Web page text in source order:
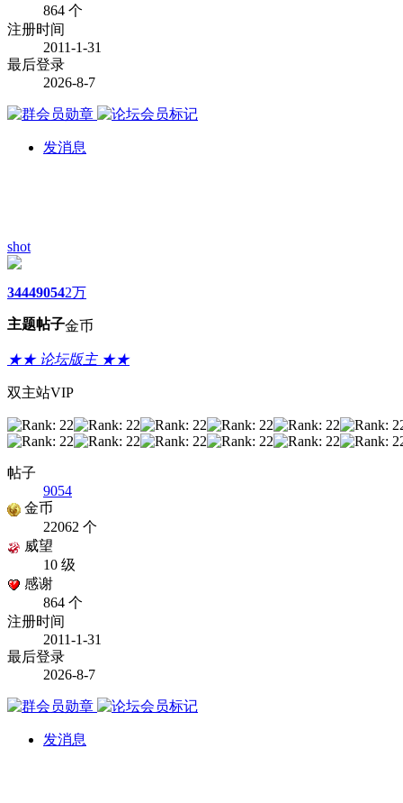
864 个
注册时间
2011-1-31
最后登录
2026-8-7
发消息
shot
3444
主题
9054
帖子
2万
金币
★★ 论坛版主 ★★
双主站VIP
帖子
9054
金币
22062 个
威望
10 级
感谢
864 个
注册时间
2011-1-31
最后登录
2026-8-7
发消息